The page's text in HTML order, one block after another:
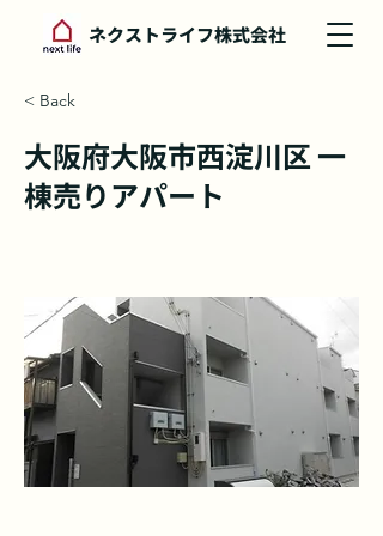
ネクストライフ株式会社
< Back
大阪府大阪市西淀川区 一
棟売りアパート